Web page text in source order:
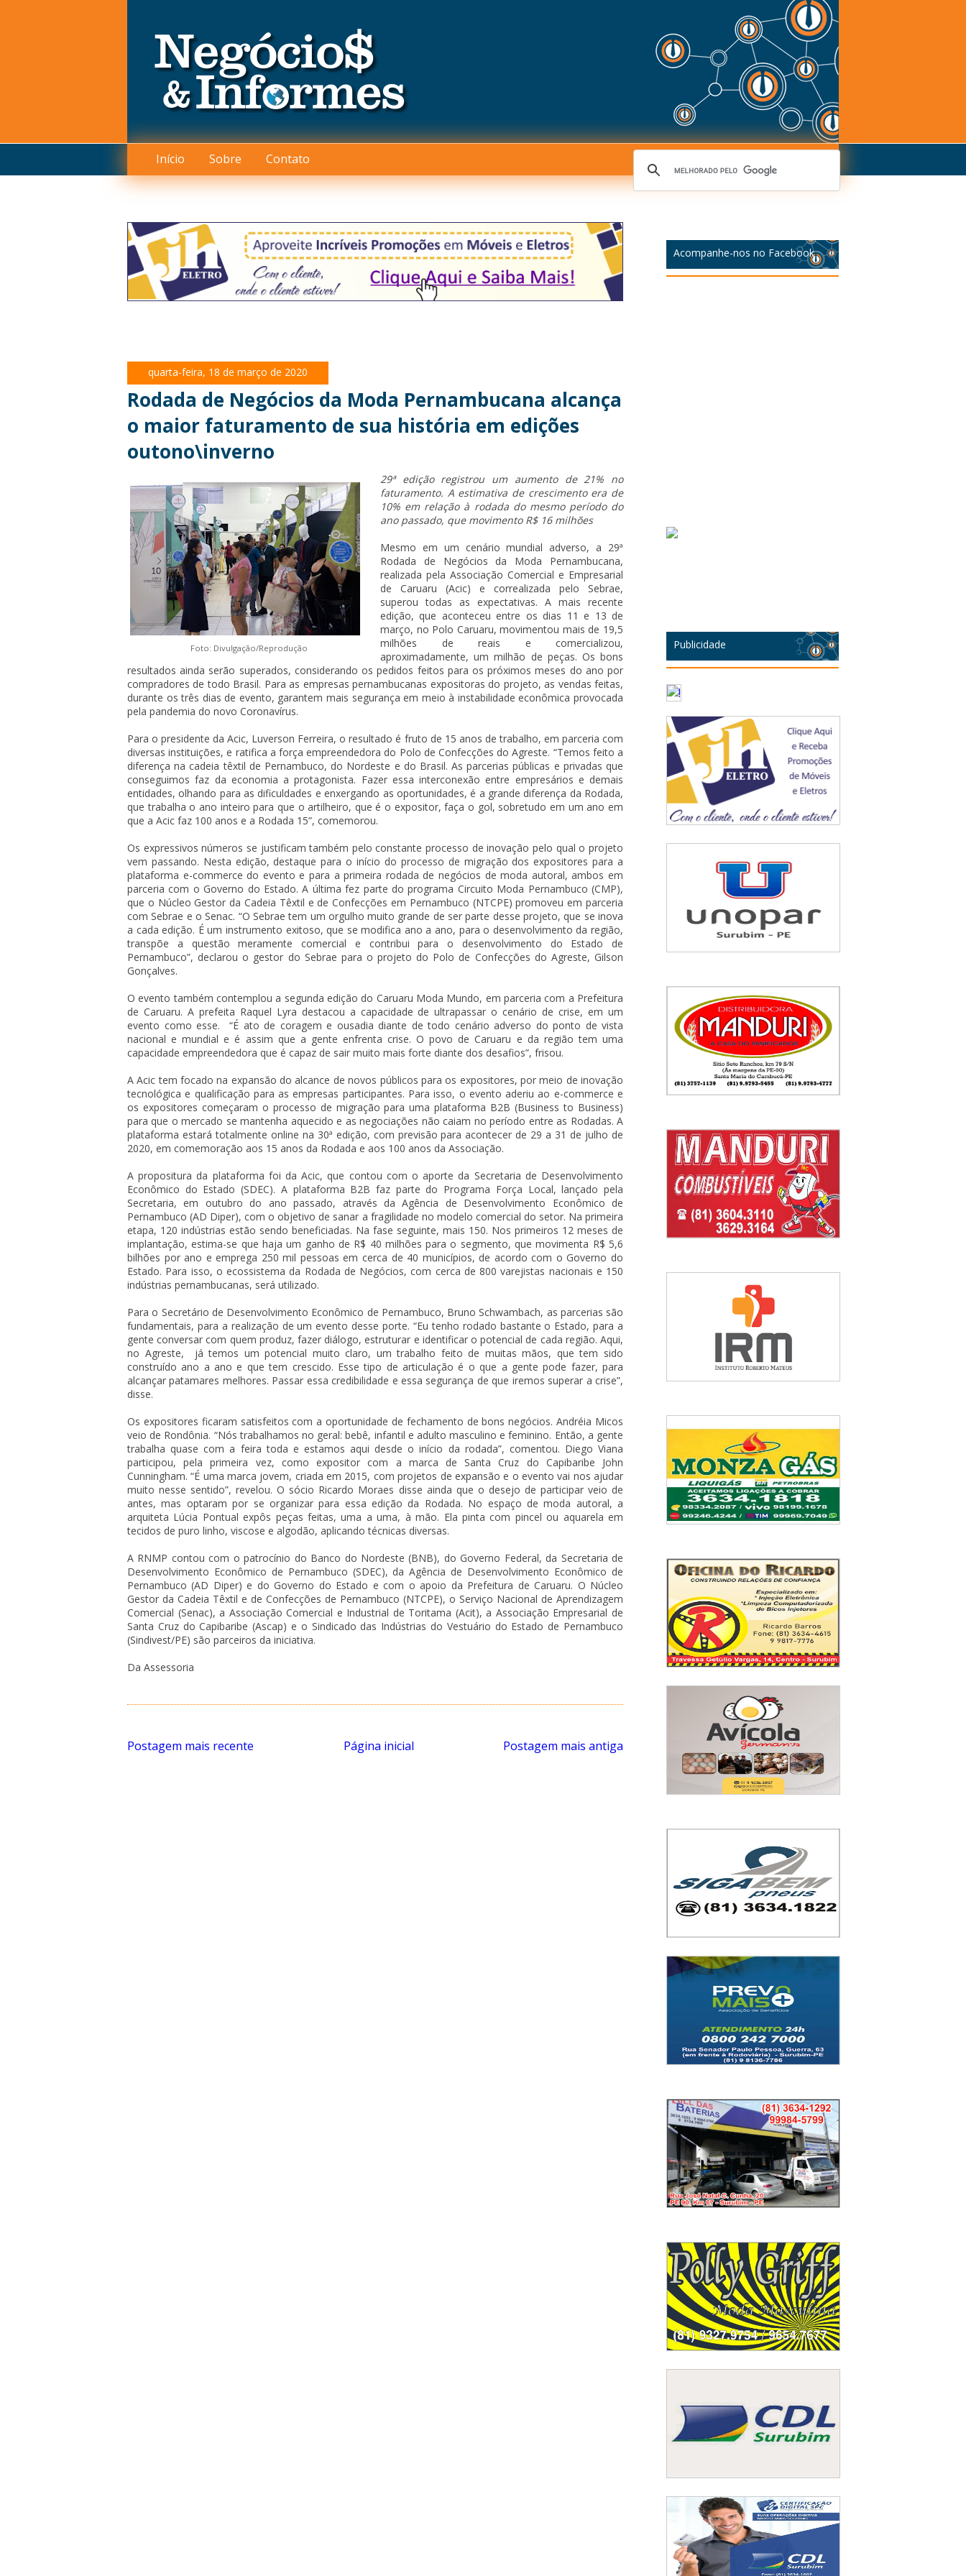
Início Sobre Contato
quarta-feira, 18 de março de 2020
Rodada de Negócios da Moda Pernambucana alcança
o maior faturamento de sua história em edições
outono\inverno
Foto: Divulgação/Reprodução
29ª edição registrou um aumento de 21% no
faturamento. A estimativa de crescimento era de
10% em relação à rodada do mesmo período do
ano passado, que movimento R$ 16 milhões
Mesmo em um cenário mundial adverso, a 29ª
Rodada de Negócios da Moda Pernambucana,
realizada pela Associação Comercial e Empresarial
de Caruaru (Acic) e correalizada pelo Sebrae,
superou todas as expectativas. A mais recente
edição, que aconteceu entre os dias 11 e 13 de
março, no Polo Caruaru, movimentou mais de 19,5
milhões de reais e comercializou,
aproximadamente, um milhão de peças. Os bons
resultados ainda serão superados, considerando os pedidos feitos para os próximos meses do ano por
compradores de todo Brasil. Para as empresas pernambucanas expositoras do projeto, as vendas feitas,
durante os três dias de evento, garantem mais segurança em meio à instabilidade econômica provocada
pela pandemia do novo Coronavírus.
Para o presidente da Acic, Luverson Ferreira, o resultado é fruto de 15 anos de trabalho, em parceria com
diversas instituições, e ratifica a força empreendedora do Polo de Confecções do Agreste. “Temos feito a
diferença na cadeia têxtil de Pernambuco, do Nordeste e do Brasil. As parcerias públicas e privadas que
conseguimos faz da economia a protagonista. Fazer essa interconexão entre empresários e demais
entidades, olhando para as dificuldades e enxergando as oportunidades, é a grande diferença da Rodada,
que trabalha o ano inteiro para que o artilheiro, que é o expositor, faça o gol, sobretudo em um ano em
que a Acic faz 100 anos e a Rodada 15”, comemorou.
Os expressivos números se justificam também pelo constante processo de inovação pelo qual o projeto
vem passando. Nesta edição, destaque para o início do processo de migração dos expositores para a
plataforma e-commerce do evento e para a primeira rodada de negócios de moda autoral, ambos em
parceria com o Governo do Estado. A última fez parte do programa Circuito Moda Pernambuco (CMP),
que o Núcleo Gestor da Cadeia Têxtil e de Confecções em Pernambuco (NTCPE) promoveu em parceria
com Sebrae e o Senac. “O Sebrae tem um orgulho muito grande de ser parte desse projeto, que se inova
a cada edição. É um instrumento exitoso, que se modifica ano a ano, para o desenvolvimento da região,
transpõe a questão meramente comercial e contribui para o desenvolvimento do Estado de
Pernambuco”, declarou o gestor do Sebrae para o projeto do Polo de Confecções do Agreste, Gilson
Gonçalves.
O evento também contemplou a segunda edição do Caruaru Moda Mundo, em parceria com a Prefeitura
de Caruaru. A prefeita Raquel Lyra destacou a capacidade de ultrapassar o cenário de crise, em um
evento como esse. “É ato de coragem e ousadia diante de todo cenário adverso do ponto de vista
nacional e mundial e é assim que a gente enfrenta crise. O povo de Caruaru e da região tem uma
capacidade empreendedora que é capaz de sair muito mais forte diante dos desafios”, frisou.
A Acic tem focado na expansão do alcance de novos públicos para os expositores, por meio de inovação
tecnológica e qualificação para as empresas participantes. Para isso, o evento aderiu ao e-commerce e
os expositores começaram o processo de migração para uma plataforma B2B (Business to Business)
para que o mercado se mantenha aquecido e as negociações não caiam no período entre as Rodadas. A
plataforma estará totalmente online na 30ª edição, com previsão para acontecer de 29 a 31 de julho de
2020, em comemoração aos 15 anos da Rodada e aos 100 anos da Associação.
A propositura da plataforma foi da Acic, que contou com o aporte da Secretaria de Desenvolvimento
Econômico do Estado (SDEC). A plataforma B2B faz parte do Programa Força Local, lançado pela
Secretaria, em outubro do ano passado, através da Agência de Desenvolvimento Econômico de
Pernambuco (AD Diper), com o objetivo de sanar a fragilidade no modelo comercial do setor. Na primeira
etapa, 120 indústrias estão sendo beneficiadas. Na fase seguinte, mais 150. Nos primeiros 12 meses de
implantação, estima-se que haja um ganho de R$ 40 milhões para o segmento, que movimenta R$ 5,6
bilhões por ano e emprega 250 mil pessoas em cerca de 40 municípios, de acordo com o Governo do
Estado. Para isso, o ecossistema da Rodada de Negócios, com cerca de 800 varejistas nacionais e 150
indústrias pernambucanas, será utilizado.
Para o Secretário de Desenvolvimento Econômico de Pernambuco, Bruno Schwambach, as parcerias são
fundamentais, para a realização de um evento desse porte. “Eu tenho rodado bastante o Estado, para a
gente conversar com quem produz, fazer diálogo, estruturar e identificar o potencial de cada região. Aqui,
no Agreste, já temos um potencial muito claro, um trabalho feito de muitas mãos, que tem sido
construído ano a ano e que tem crescido. Esse tipo de articulação é o que a gente pode fazer, para
alcançar patamares melhores. Passar essa credibilidade e essa segurança de que iremos superar a crise”,
disse.
Os expositores ficaram satisfeitos com a oportunidade de fechamento de bons negócios. Andréia Micos
veio de Rondônia. “Nós trabalhamos no geral: bebê, infantil e adulto masculino e feminino. Então, a gente
trabalha quase com a feira toda e estamos aqui desde o início da rodada”, comentou. Diego Viana
participou, pela primeira vez, como expositor com a marca de Santa Cruz do Capibaribe John
Cunningham. “É uma marca jovem, criada em 2015, com projetos de expansão e o evento vai nos ajudar
muito nesse sentido”, revelou. O sócio Ricardo Moraes disse ainda que o desejo de participar veio de
antes, mas optaram por se organizar para essa edição da Rodada. No espaço de moda autoral, a
arquiteta Lúcia Pontual expôs peças feitas, uma a uma, à mão. Ela pinta com pincel ou aquarela em
tecidos de puro linho, viscose e algodão, aplicando técnicas diversas.
A RNMP contou com o patrocínio do Banco do Nordeste (BNB), do Governo Federal, da Secretaria de
Desenvolvimento Econômico de Pernambuco (SDEC), da Agência de Desenvolvimento Econômico de
Pernambuco (AD Diper) e do Governo do Estado e com o apoio da Prefeitura de Caruaru. O Núcleo
Gestor da Cadeia Têxtil e de Confecções de Pernambuco (NTCPE), o Serviço Nacional de Aprendizagem
Comercial (Senac), a Associação Comercial e Industrial de Toritama (Acit), a Associação Empresarial de
Santa Cruz do Capibaribe (Ascap) e o Sindicado das Indústrias do Vestuário do Estado de Pernambuco
(Sindivest/PE) são parceiros da iniciativa.
Da Assessoria
Postagem mais recente Postagem mais antiga
Página inicial
Acompanhe-nos no Facebook
Publicidade